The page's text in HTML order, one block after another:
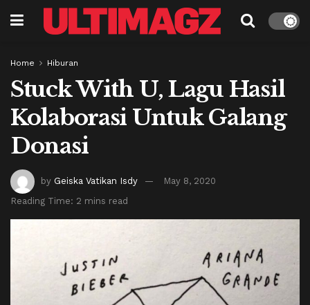
Home Hiburan
Stuck With U, Lagu Hasil
Kolaborasi Untuk Galang
Donasi
by Geiska Vatikan Isdy
May 8, 2020
Reading Time: 2 mins read